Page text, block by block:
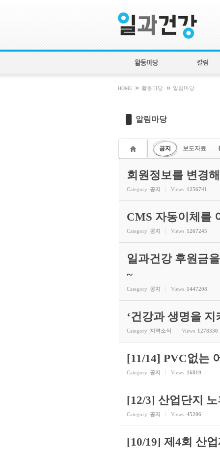
활동마당 칼럼
HOME » 활동마당 » 알림마당
알림마당
공지 보도자료
회원정보를 변경
Category 공지 Views 1256741
CMS 자동이체를
Category 공지 Views 1267245
일과건강 후원금
~
Category 공지 Views 1447208
‘건강과 생명을
Category 지역소식 Views 1278330
[11/14] PVC없는
Category 공지 Views 16819
[12/3] 산업단지
Category 공지 Views 45206
[10/19] 제4회 산